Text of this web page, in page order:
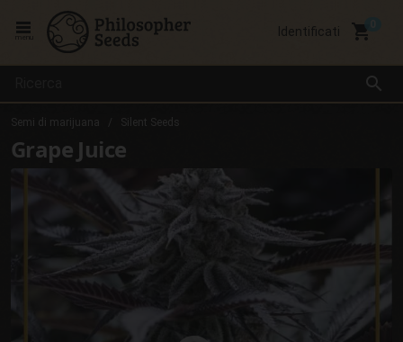
search
Identificati local_grocery_store
Semi di marijuana Silent Seeds
Grape Juice